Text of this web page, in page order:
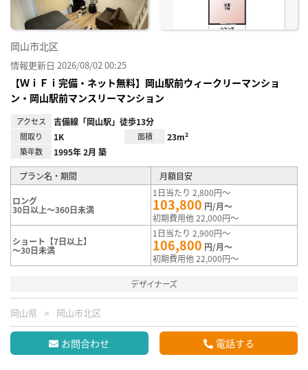
岡山市北区
情報更新日 2026/08/02 00:25
【ＷｉＦｉ完備・ネット無料】岡山駅前ウィークリーマンショ
ン・岡山駅前マンスリーマンション
アクセス 吉備線「岡山駅」徒歩13分
間取り 1K 面積 23m²
築年数 1995年 2月 築
プラン名・期間 月額目安
ロング
30日以上～360日未満
1日当たり 2,800円～
103,800 円/月～
初期費用他 22,000円～
ショート【7日以上】
～30日未満
1日当たり 2,900円～
106,800 円/月～
初期費用他 22,000円～
デザイナーズ
岡山県 岡山市北区
お問合わせ 電話する